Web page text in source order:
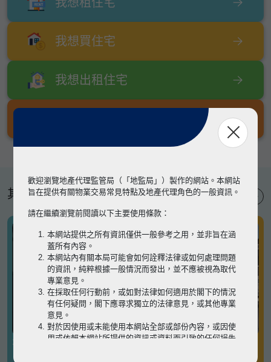
我想買住宅
我想出租住宅
其他專題
有關凶宅
歡迎瀏覽地產代理監管局（「地監局」）製作的網站。本網站
旨在提供有關物業交易常見特點及地產代理角色的一般資訊。
請在繼續瀏覽前閱讀以下主要使用條款：
本網站提供之所有資訊僅供一般參考之用，並非旨在涵
蓋所有內容。
本網站內有關本局可能會如何詮釋法律或如何處理問題
的資訊，純粹根據一般情況而發出，並不應被視為取代
專業意見。
在採取任何行動前，或如對法律如何適用於閣下的情況
有任何疑問，閣下應尋求獨立的法律意見，或其他專業
意見。
對於因使用或未能使用本網站全部或部份內容，或因使
用或依賴本網站所提供的資訊或資料而引致的任何損失